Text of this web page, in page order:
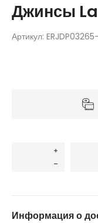
Джинсы
Артикул:
Информация о